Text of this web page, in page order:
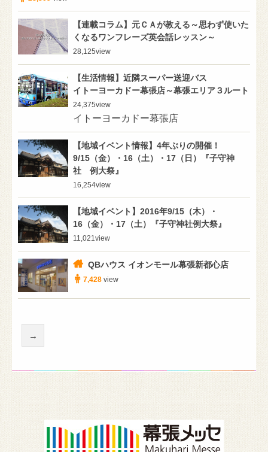
【連載コラム】元ＣＡが教える～思わず使いた
くなるワンフレーズ英会話レッスン～
28,125view
【生活情報】近隣スーパー送迎バス
イトーヨーカドー幕張店～幕張エリア３ルート
24,375view
イトーヨーカドー幕張店
【地域イベント情報】4年ぶりの開催！
9/15（金）・16（土）・17（日）『子守神
社 例大祭』
16,254view
【地域イベント】2016年9/15（木）・
16（金）・17（土）『子守神社例大祭』
11,021view
QBハウス イオンモール幕張新都心店
7,428 view
→